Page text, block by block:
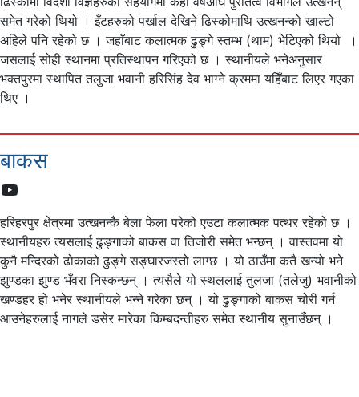
समेत गरेको थियो । इँटहरुको पर्खाल देखिने ढिस्कोमाथि उत्खनन्को खाल्टो
अहिले पनि रहेको छ । जहाँबाट कलात्मक ढुङ्गे स्तम्भ (थाम) भेटिएको थियो ।
जसलाई सोही स्थानमा प्रतिस्थापन गरिएको छ । स्थानीयले भनेअनुसार
भक्तपुरमा स्थापित तलुजा भवानी हरिसिंह देव भाग्ने क्रममा यहिँबाट लिएर गएका
थिए ।
बाकस
YouTube
हरिहरपुर क्षेत्रमा उत्खनन्कै बेला फेला परेको एउटा कलात्मक पत्थर रहेको छ ।
स्थानीयहरु त्यसलाई ढुङ्गाको बाकस वा तिजोरी समेत भन्छन् । वास्तवमा यो
कुनै मन्दिरको ढोकाको ढुङ्गे सङ्घारजस्तो लाग्छ । यो ठाउँमा कतै खन्यो भने
झुण्डका झुण्ड भँवरा निस्कन्छन् । त्यसैले यो स्थललाई तुलजा (तलेजु) भवानीको
खण्डहर हो भनेर स्थानीयले भन्ने गरेका छन् । यो ढुङ्गाको बाकस चोरी गर्न
आउनेहरुलाई नागले डसेर मारेका किम्बदन्तीहरु समेत स्थानीय सुनाउँछन् ।